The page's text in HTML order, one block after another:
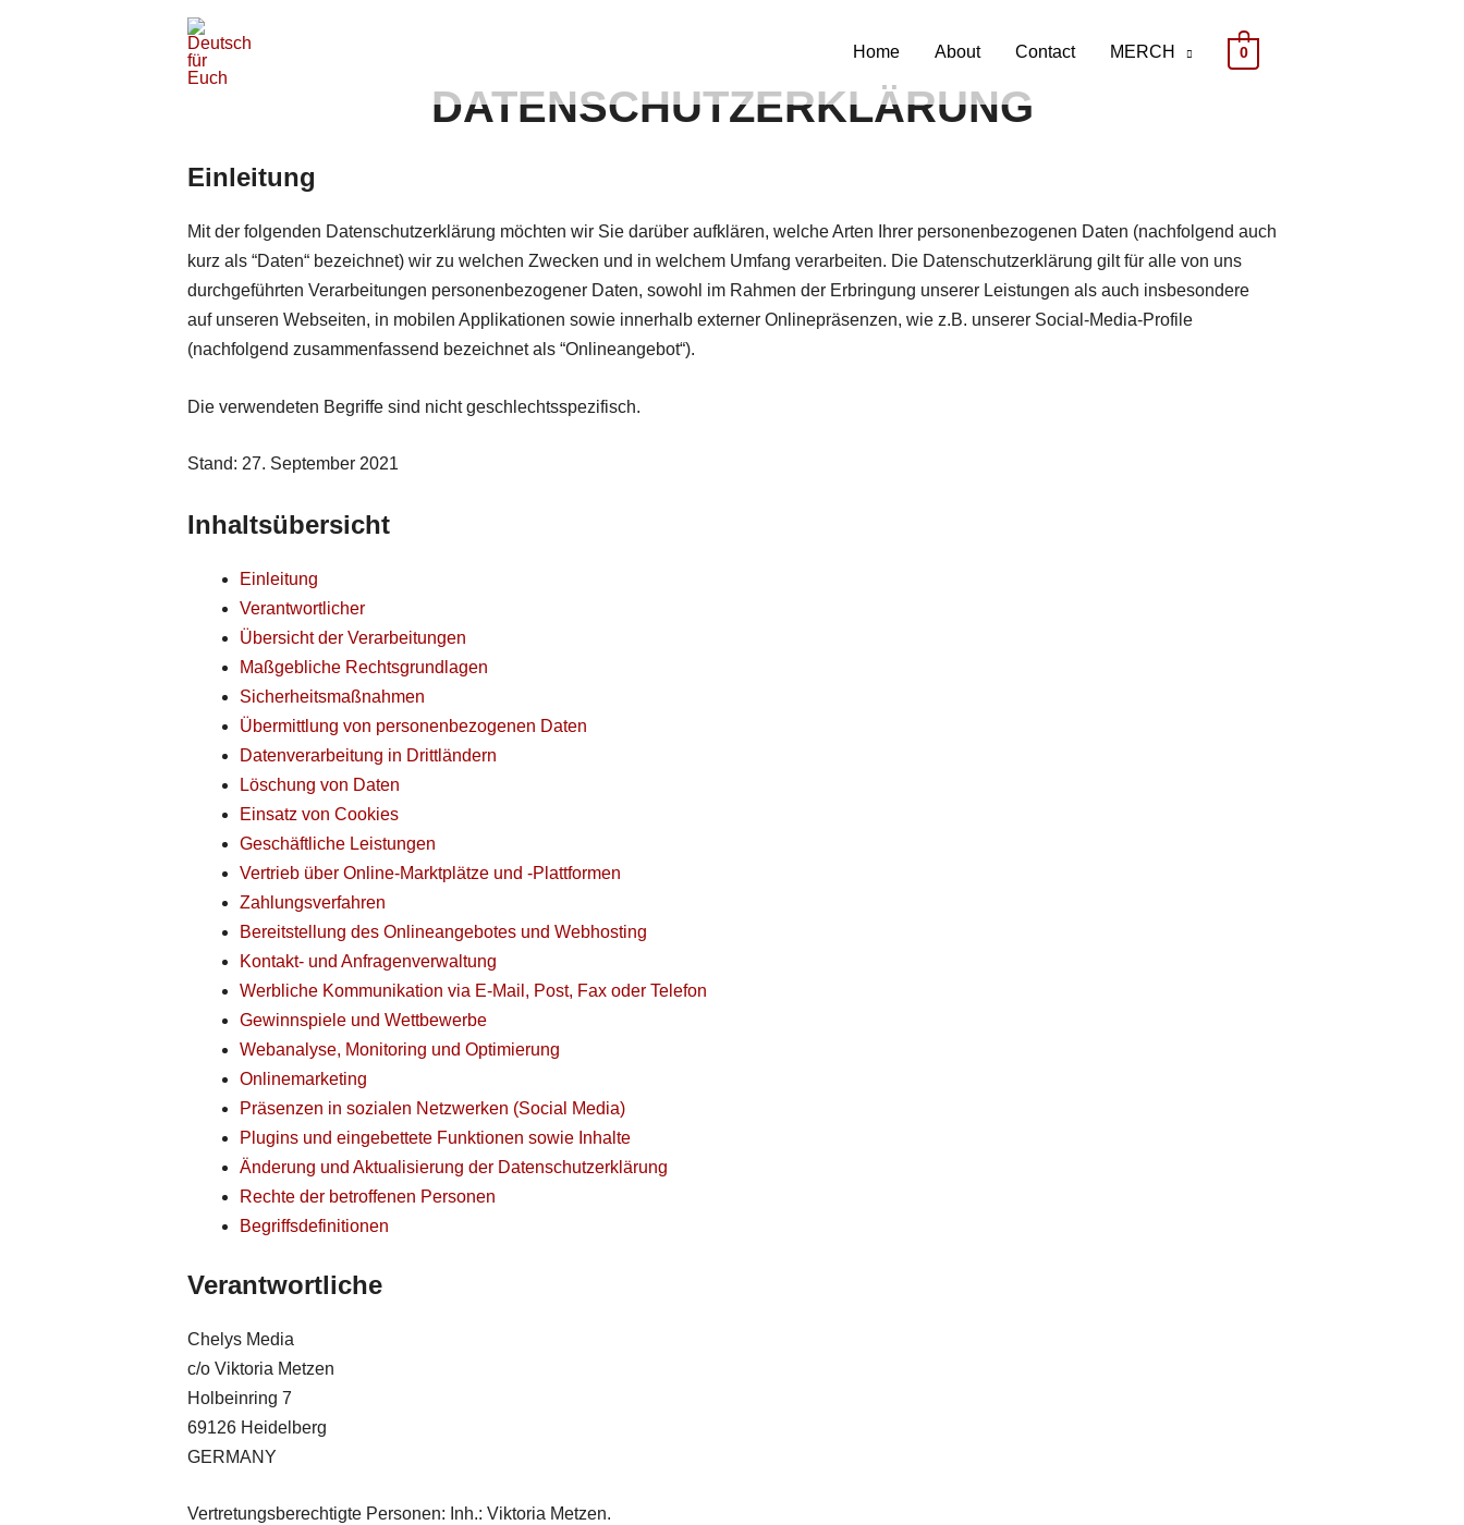
Home About Contact MERCH 0
DATENSCHUTZERKLÄRUNG
Einleitung
Mit der folgenden Datenschutzerklärung möchten wir Sie darüber aufklären, welche Arten Ihrer personenbezogenen Daten (nachfolgend auch
kurz als “Daten“ bezeichnet) wir zu welchen Zwecken und in welchem Umfang verarbeiten. Die Datenschutzerklärung gilt für alle von uns
durchgeführten Verarbeitungen personenbezogener Daten, sowohl im Rahmen der Erbringung unserer Leistungen als auch insbesondere
auf unseren Webseiten, in mobilen Applikationen sowie innerhalb externer Onlinepräsenzen, wie z.B. unserer Social-Media-Profile
(nachfolgend zusammenfassend bezeichnet als “Onlineangebot“).
Die verwendeten Begriffe sind nicht geschlechtsspezifisch.
Stand: 27. September 2021
Inhaltsübersicht
Einleitung
Verantwortlicher
Übersicht der Verarbeitungen
Maßgebliche Rechtsgrundlagen
Sicherheitsmaßnahmen
Übermittlung von personenbezogenen Daten
Datenverarbeitung in Drittländern
Löschung von Daten
Einsatz von Cookies
Geschäftliche Leistungen
Vertrieb über Online-Marktplätze und -Plattformen
Zahlungsverfahren
Bereitstellung des Onlineangebotes und Webhosting
Kontakt- und Anfragenverwaltung
Werbliche Kommunikation via E-Mail, Post, Fax oder Telefon
Gewinnspiele und Wettbewerbe
Webanalyse, Monitoring und Optimierung
Onlinemarketing
Präsenzen in sozialen Netzwerken (Social Media)
Plugins und eingebettete Funktionen sowie Inhalte
Änderung und Aktualisierung der Datenschutzerklärung
Rechte der betroffenen Personen
Begriffsdefinitionen
Verantwortliche
Chelys Media
c/o Viktoria Metzen
Holbeinring 7
69126 Heidelberg
GERMANY
Vertretungsberechtigte Personen: Inh.: Viktoria Metzen.